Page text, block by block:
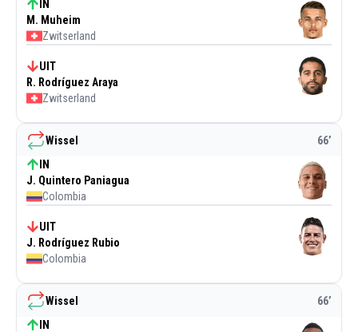
Wissel 66’
IN
Wissel 66’
IN
J. Quintero Paniagua
Colombia
UIT
J. Rodríguez Rubio
Colombia
IN
M. Muheim
Zwitserland
UIT
R. Rodríguez Araya
Zwitserland